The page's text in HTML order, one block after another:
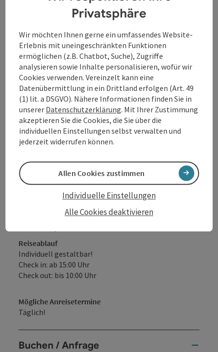
Bioprodukten
2 x Abendessen im Hotel (3-Gang Wahlmenü mit
1 x „Sauwald Cocktail“ zur Begrüßung
„Durstlöscher Bars“ mit regionalen Säften, Soda
und Wasser kostenfrei für unsere Hotelgäste!
DONAU.Erlebnis Card (zahlreiche Vorteile &
Ermäßigungen bei über 80 Partnern)
Gratis Walking-Stöcke für einen ½ Tag (nach
Verfügbarkeit)
Kostenfreier Shuttle zum IKUNA Naturresort
oder zum Baumkronenweg Kopfing.
Achtung: Sonntags keine Halbpension!
Angebot gültig je nach Verfügbarkeit, tägliche Anreise
Reiseablauf
Individuell gestaltbar!
Check in: ab 15:00 Uhr
Check out: bis 10:00 Uhr
Mögliche Anreisetermine
Täglich!
Buchen / Anfrage
Privatsphäre
Wir möchten Ihnen gerne ein umfassendes Website-
Erlebnis mit uneingeschränkten Funktionen
ermöglichen (z.B. Chatbot, Suche), Zugriffe
analysieren sowie Inhalte personalisieren, wofür wir
Cookies verwenden. Vereinzelt kann eine
Datenübermittlung in ein Drittland erfolgen (Art. 49
(1) lit. a DSGVO). Nähere Informationen finden Sie in
unserer Datenschutzerklärung. Mit Ihrer Zustimmung
akzeptieren Sie die Cookies, die Sie über die
individuellen Einstellungen selbst verwalten und
jederzeit widerrufen können.
Alle Cookies deaktivieren
Individuelle Einstellungen
Allen Cookies zustimmen